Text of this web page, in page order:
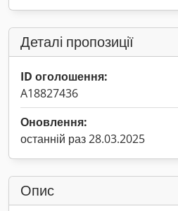
Деталі пропозиції
ID оголошення:
A18827436
Оновлення:
останній раз 28.03.2025
Опис